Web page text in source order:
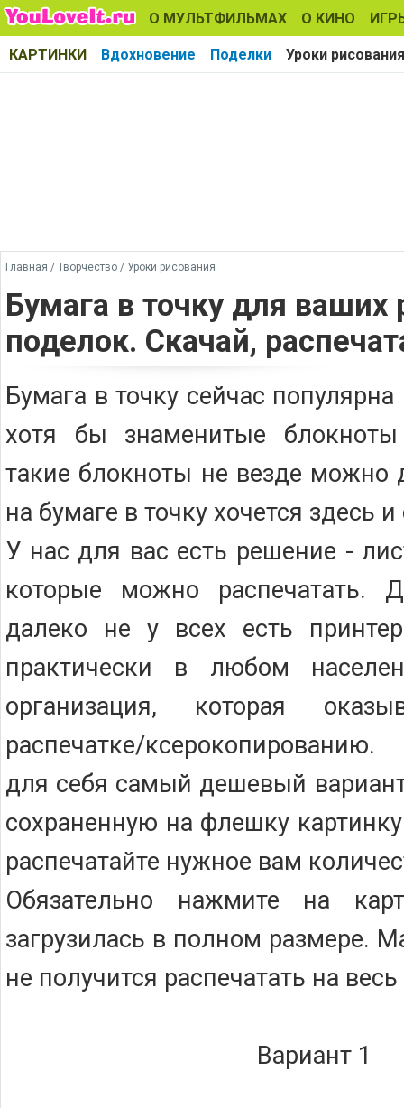
О МУЛЬТФИЛЬМАХ О КИНО
КАРТИНКИ Вдохновение Поделки Уроки рисования
Главная / Творчество / Уроки рисования
Бумага в точку для ваших
поделок. Скачай,
Бумага в точку сейчас
хотя бы знаменитые
такие блокноты не везде можно
на бумаге в точку хочется здесь и
У нас для вас есть решение -
которые можно
далеко не у всех есть
практически в любом
организация, которая
распечатке/
для себя самый дешевый
сохраненную на флешку
распечатайте нужное вам
Обязательно нажмите на
загрузилась в полном размере.
не получится распечатать на
Вариант 1